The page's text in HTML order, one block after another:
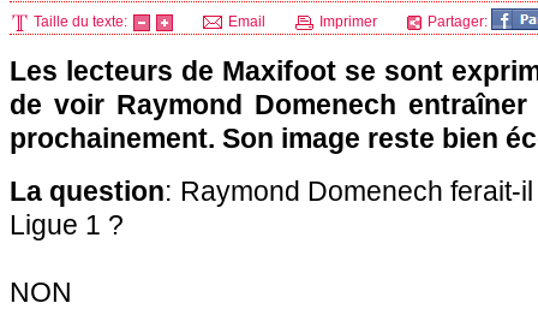
Taille du texte: Email Imprimer Partager:
Les lecteurs de Maxifoot se sont
de voir Raymond Domenech
prochainement. Son image reste bien
La question: Raymond Domenech ferait-
Ligue 1 ?
NON